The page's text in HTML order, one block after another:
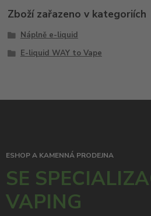
Zboží zařazeno v kategoriích
Náplně e-liquid
E-liquid WAY to Vape
ESHOP A KAMENNÁ PRODEJNA
SE
VAPING